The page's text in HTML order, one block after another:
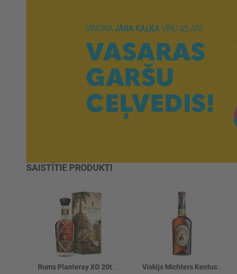
SAISTĪTIE PRODUKTI
Rums Planteray XO 20th Anniversary 40% Viskijs Michters Kentucky Straight B. 45.7%